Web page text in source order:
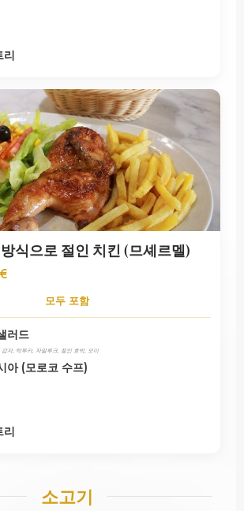
리
식으로 절인 치킨 (므셰르멜)
모두 포함
러드
자, 탁투카, 자알루크, 절인 호박, 오이
아 (모로코 수프)
리
소고기